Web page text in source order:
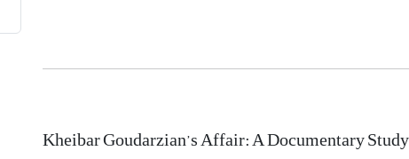
Kheibar Goudarzian’s Affair: A Documentary